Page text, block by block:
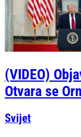
(VIDEO)
Otvara se
Svijet